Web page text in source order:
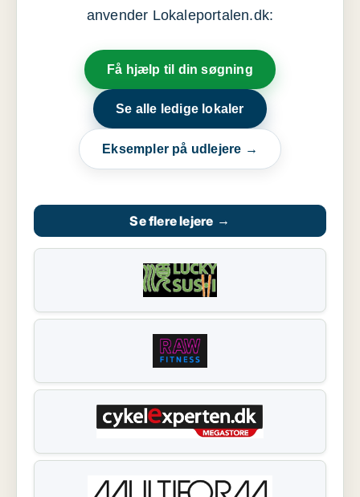
anvender Lokaleportalen.dk:
Få hjælp til din søgning
Se alle ledige lokaler
Eksempler på udlejere →
Se flere lejere →